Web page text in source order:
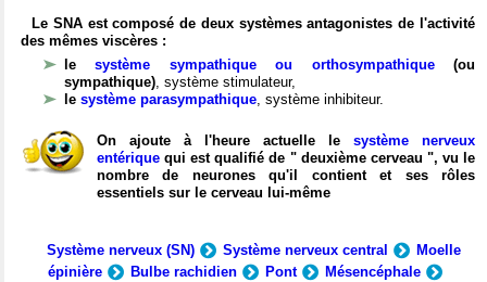
Le SNA est composé de deux systèmes antagonistes de l'activité
des mêmes viscères :
lesystème sympathique ou orthosympathique(ou
sympathique), système stimulateur,
le système parasympathique, système inhibiteur.
On ajoute à l'heure actuelle le système nerveux
entérique qui est qualifié de " deuxième cerveau ", vu le
nombre de neurones qu'il contient et ses rôles
essentiels sur le cerveau lui-même
Système nerveux (SN) Système nerveux central
Moelle
épinière
Bulbe rachidien Pont
Mésencéphale